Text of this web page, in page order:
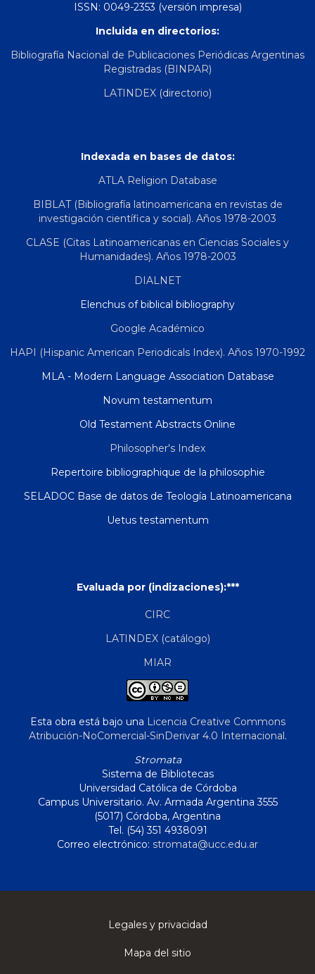
ISSN: 0049-2353 (versión impresa)
Incluida en directorios:
Bibliografía Nacional de Publicaciones Periódicas Argentinas
Registradas (BINPAR)
LATINDEX (directorio)
Indexada en bases de datos:
ATLA Religion Database
BIBLAT (Bibliografía latinoamericana en revistas de
investigación científica y social). Años 1978-2003
CLASE (Citas Latinoamericanas en Ciencias Sociales y
Humanidades). Años 1978-2003
DIALNET
Elenchus of biblical bibliography
Google Académico
HAPI (Hispanic American Periodicals Index). Años 1970-1992
MLA - Modern Language Association Database
Novum testamentum
Old Testament Abstracts Online
Philosopher's Index
Repertoire bibliographique de la philosophie
SELADOC Base de datos de Teología Latinoamericana
Uetus testamentum
Evaluada por (indizaciones):***
CIRC
LATINDEX (catálogo)
MIAR
Esta obra está bajo una Licencia Creative Commons
Atribución-NoComercial-SinDerivar 4.0 Internacional.
Stromata
Sistema de Bibliotecas
Universidad Católica de Córdoba
Campus Universitario. Av. Armada Argentina 3555
(5017) Córdoba, Argentina
Tel. (54) 351 4938091
Correo electrónico: stromata@ucc.edu.ar
Legales y privacidad
Mapa del sitio